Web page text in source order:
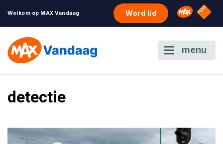
Welkom op MAX Vandaag Word lid Omroep
NPO
menu
detectie